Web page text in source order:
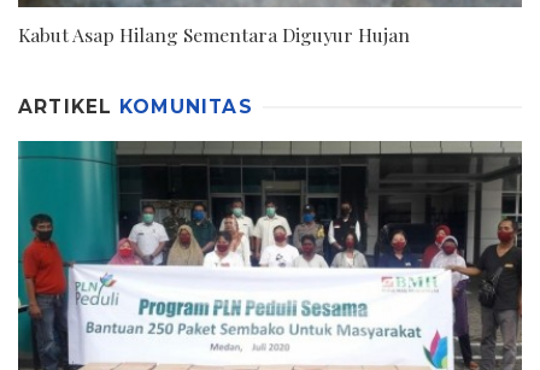
Kabut Asap Hilang Sementara Diguyur Hujan
ARTIKEL KOMUNITAS